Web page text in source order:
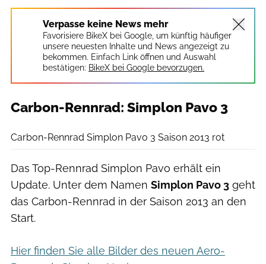
Verpasse keine News mehr
Favorisiere BikeX bei Google, um künftig häufiger
unsere neuesten Inhalte und News angezeigt zu
bekommen. Einfach Link öffnen und Auswahl
bestätigen: BikeX bei Google bevorzugen.
Carbon-Rennrad: Simplon Pavo 3
Carbon-Rennrad Simplon Pavo 3 Saison 2013 rot
Das Top-Rennrad Simplon Pavo erhält ein
Update. Unter dem Namen Simplon Pavo 3 geht
das Carbon-Rennrad in der Saison 2013 an den
Start.
Hier finden Sie alle Bilder des neuen Aero-